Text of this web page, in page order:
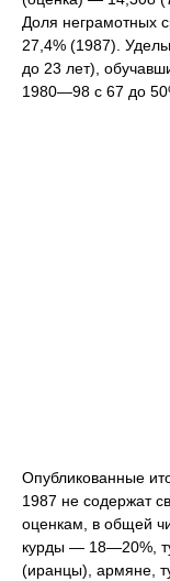
Доля неграмотных
27,4% (1987).
до 23 лет),
1980—98 с 67 до
Опубликованные
1987 не содержат
оценкам, в общей
курды — 18—20%,
(иранцы), армяне,